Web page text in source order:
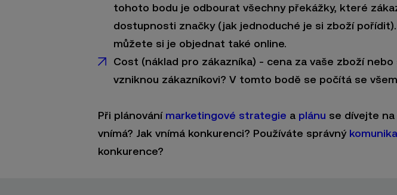
tohoto bodu je odbourat všechny překážky, které
dostupnosti značky (jak jednoduché je si zboží
můžete si je objednat také online.
Cost (náklad pro zákazníka) - cena za vaše zboží
vzniknou zákazníkovi? V tomto bodě se počítá se
Při plánování marketingové strategie a plánu se dívejte na
vnímá? Jak vnímá konkurenci? Používáte správný
konkurence?